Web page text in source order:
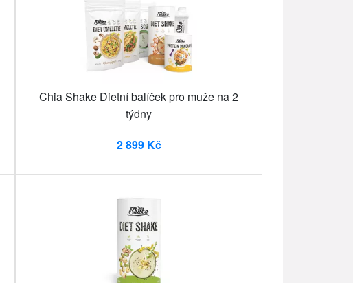
Chia Shake Dietní balíček pro muže na 2
týdny
2 899 Kč